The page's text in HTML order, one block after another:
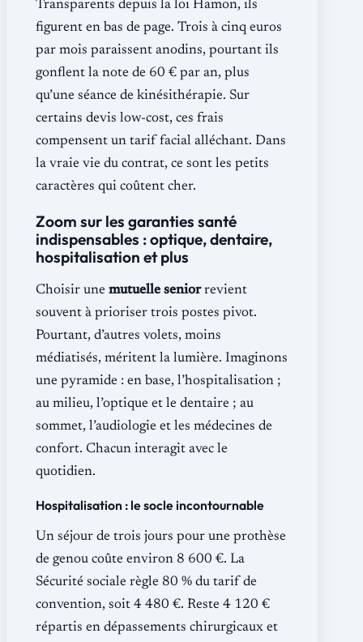
Transparents depuis la loi Hamon, ils
figurent en bas de page. Trois à cinq euros
par mois paraissent anodins, pourtant ils
gonflent la note de 60 € par an, plus
qu’une séance de kinésithérapie. Sur
certains devis low-cost, ces frais
compensent un tarif facial alléchant. Dans
la vraie vie du contrat, ce sont les petits
caractères qui coûtent cher.
Zoom sur les garanties santé
indispensables : optique, dentaire,
hospitalisation et plus
Choisir une mutuelle seniorrevient
souvent à prioriser trois postes pivot.
Pourtant, d’autres volets, moins
médiatisés, méritent la lumière. Imaginons
une pyramide : en base, l’hospitalisation ;
au milieu, l’optique et le dentaire ; au
sommet, l’audiologie et les médecines de
confort. Chacun interagit avec le
quotidien.
Hospitalisation : le socle incontournable
Un séjour de trois jours pour une prothèse
de genou coûte environ 8 600 €. La
Sécurité sociale règle 80 % du tarif de
convention, soit 4 480 €. Reste 4 120 €
répartis en dépassements chirurgicaux et